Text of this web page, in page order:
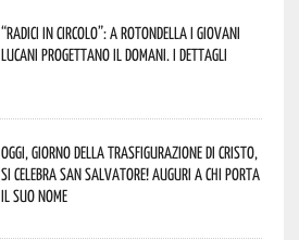
“Radici in Circolo”: a Rotondella i giovani
lucani progettano il domani. I dettagli
Oggi, giorno della Trasfigurazione di Cristo,
si celebra San Salvatore! Auguri a chi porta
il suo nome